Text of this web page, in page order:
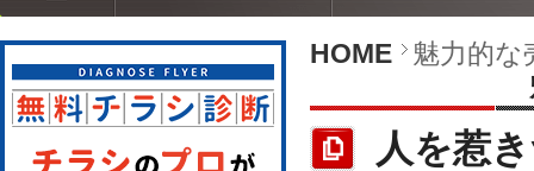
HOME
魅力的
人を惹